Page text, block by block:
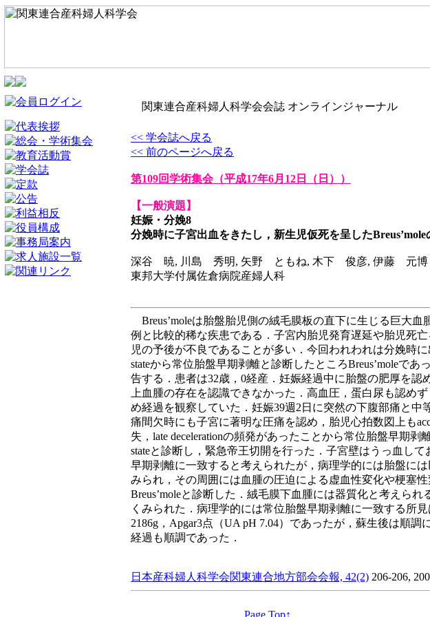
関東連合産科婦人科学会会誌 オンラインジャーナル
<< 学会誌へ戻る
<< 前のページへ戻る
第109回学術集会（平成17年6月12日（日））
【一般演題】
妊娠・分娩8
分娩時に子宮出血をきたし，新生児仮死を呈したBreus’mole
深谷 暁, 川島 秀明, 矢野 ともね, 木下 俊彦, 伊藤 元博
東邦大学付属佐倉病院産婦人科
Breus’moleは胎盤胎児側の絨毛膜板の直下に生じる巨大血
例と比較的稀な疾患である．子宮内胎児発育遅延や胎児死
児の予後が不良であることが多い．今回われわれは分娩時に
stateから常位胎盤早期剥離と診断したところBreus’moleであ
告する．患者は32歳，0経産．妊娠経過中に胎盤の肥厚を認
上血腫の存在を認識できなかった．高血圧，蛋白尿も認め
め経過を観察していた．妊娠39週2日に突然の下腹部痛と中
痛間欠時にも子宮に著明な圧痛を認め，胎児心拍数図上も
失，late decelerationの頻発があったことから常位胎盤早期剥
stateと診断し，緊急帝王切開を行った．子宮壁はうっ血し
早期剥離に一致すると考えられたが，病理学的には胎盤に
みられ，その周囲には血腫の圧迫による虚血性変化や梗塞
Breus’moleと診断した．絨毛膜下血腫には器質化と考えら
くみられた．病理学的には常位胎盤早期剥離に一致する所
2186g，Apgar3点（UA pH 7.04）であったが，蘇生後は順調
経過も順調であった．
日本産科婦人科学会関東連合地方部会会報, 42(2) 206-206,
Page Top↑